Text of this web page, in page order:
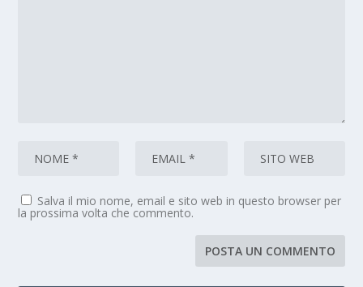
Salva il mio nome, email e sito web in questo browser per
la prossima volta che commento.